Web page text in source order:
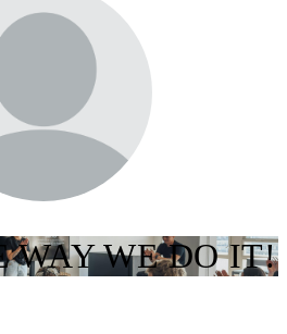
WAY WE DO IT!